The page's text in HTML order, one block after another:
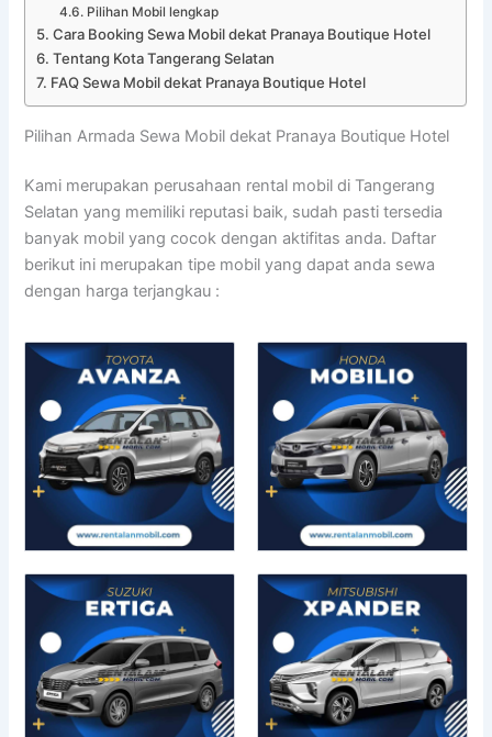
Pilihan Mobil lengkap
Cara Booking Sewa Mobil dekat Pranaya Boutique Hotel
Tentang Kota Tangerang Selatan
FAQ Sewa Mobil dekat Pranaya Boutique Hotel
Pilihan Armada Sewa Mobil dekat Pranaya Boutique Hotel
Kami merupakan perusahaan rental mobil di Tangerang
Selatan yang memiliki reputasi baik, sudah pasti tersedia
banyak mobil yang cocok dengan aktifitas anda. Daftar
berikut ini merupakan tipe mobil yang dapat anda sewa
dengan harga terjangkau :